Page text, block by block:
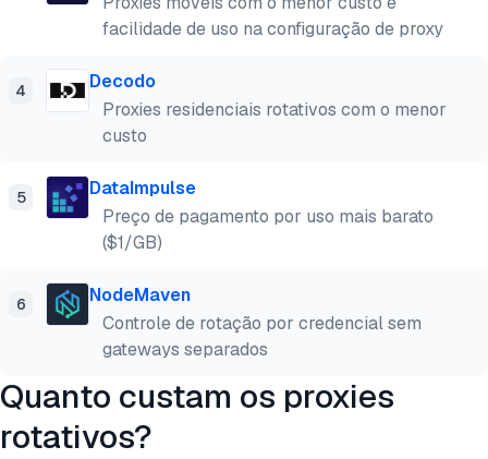
facilidade de uso na configuração de proxy
4
Decodo
Proxies residenciais rotativos com o menor
custo
5
DataImpulse
Preço de pagamento por uso mais barato
($1/GB)
6
NodeMaven
Controle de rotação por credencial sem
gateways separados
Quanto custam os proxies
rotativos?